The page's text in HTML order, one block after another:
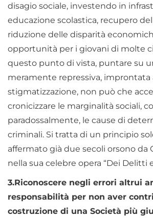
disagio sociale, investendo in
educazione scolastica, recupero
riduzione delle disparità
opportunità per i giovani di molte
questo punto di vista, puntare su
meramente repressiva, improntata
stigmatizzazione, non può che
cronicizzare le marginalità sociali,
paradossalmente, le cause di
criminali. Si tratta di un principio
affermato già due secoli orsono da
nella sua celebre opera “Dei Delitti
3.Riconoscere negli errori altrui
responsabilità per non aver
costruzione di una Società più